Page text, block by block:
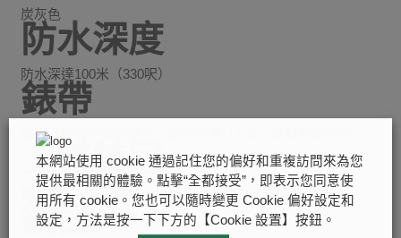
炭灰色
防水深度
防水深達100米（330呎）
錶帶
磨光及磨砂不銹鋼錶帶，配帝舵表「T-fit」摺扣及保險扣
上鏈錶冠
精鋼旋入式上鏈錶冠，飾以浮雕帝舵表玫瑰標誌
鏡面
本網站使用 cookie 通過記住您的偏好和重複訪問來為您
提供最相關的體驗。點擊“全都接受”，即表示您同意使
用所有 cookie。您也可以隨時變更 Cookie 偏好設定和
設定，方法是按一下下方的【Cookie 設置】按鈕。